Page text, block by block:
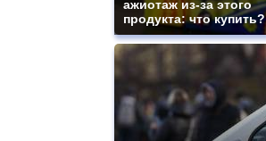
ажиотаж из-за этого
продукта: что купить?